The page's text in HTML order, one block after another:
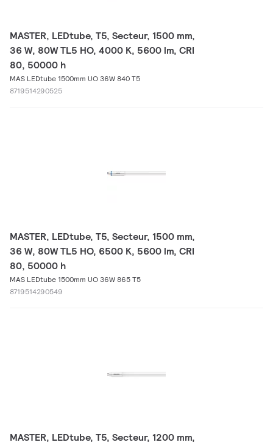
MASTER, LEDtube, T5, Secteur, 1500 mm,
36 W, 80W TL5 HO, 4000 K, 5600 lm, CRI
80, 50000 h
MAS LEDtube 1500mm UO 36W 840 T5
8719514290525
MASTER, LEDtube, T5, Secteur, 1500 mm,
36 W, 80W TL5 HO, 6500 K, 5600 lm, CRI
80, 50000 h
MAS LEDtube 1500mm UO 36W 865 T5
8719514290549
MASTER, LEDtube, T5, Secteur, 1200 mm,